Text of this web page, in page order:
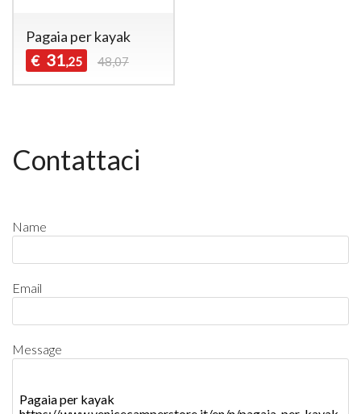
Pagaia per kayak
€ 31,25 48,07
Contattaci
Name
Email
Message